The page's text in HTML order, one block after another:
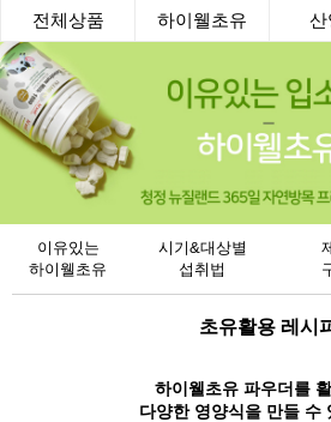
전체상품 하이웰초유 산
이유있는
하이웰초유
시기&대상별
섭취법
초유활용 레시
하이웰초유 파우더를
다양한 영양식을 만들 수